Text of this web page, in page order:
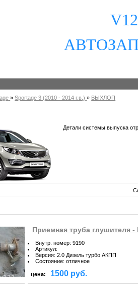
»Sportage 3 (2010 - 2014 г.в.) » ВЫХЛОП
Детали системы выпуска
Приемная труба глушителя -
Внутр. номер: 9190
Артикул:
Версия: 2.0 Дизель турбо АКПП
Состояние: отличное
цена: 1500 руб.